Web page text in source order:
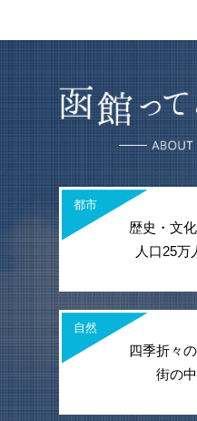
都市
歴史・文
人口25万
自然
四季折々
街の